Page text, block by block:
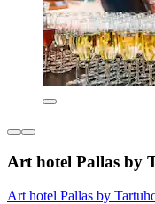
Art hotel Pallas by
Art hotel Pallas by